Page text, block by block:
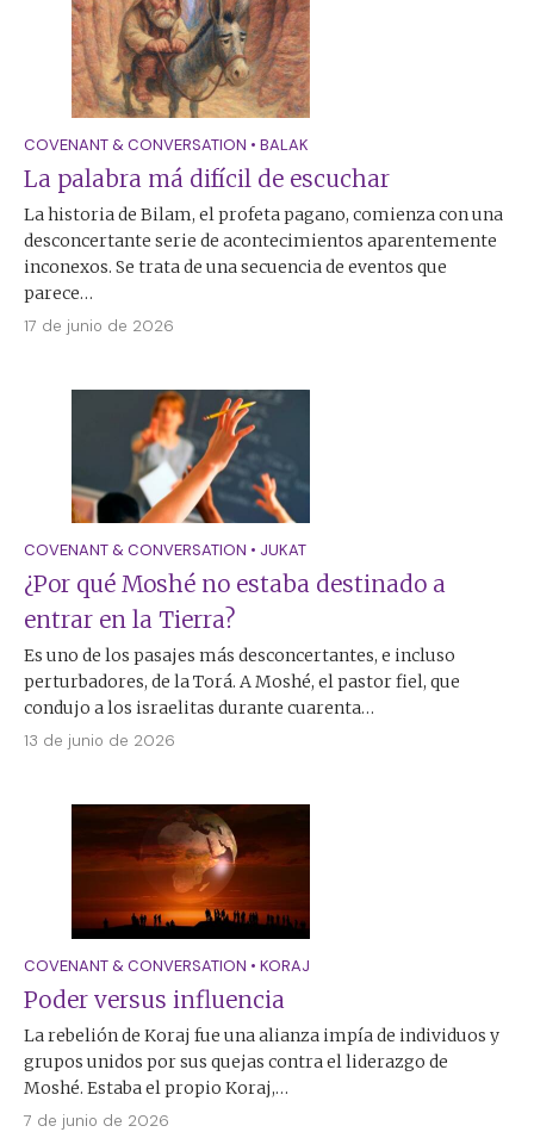
COVENANT & CONVERSATION • BALAK
La palabra má difícil de escuchar
La historia de Bilam, el profeta pagano, comienza con una
desconcertante serie de acontecimientos aparentemente
inconexos. Se trata de una secuencia de eventos que
parece…
17 de junio de 2026
COVENANT & CONVERSATION • JUKAT
¿Por qué Moshé no estaba destinado a
entrar en la Tierra?
Es uno de los pasajes más desconcertantes, e incluso
perturbadores, de la Torá. A Moshé, el pastor fiel, que
condujo a los israelitas durante cuarenta…
13 de junio de 2026
COVENANT & CONVERSATION • KORAJ
Poder versus influencia
La rebelión de Koraj fue una alianza impía de individuos y
grupos unidos por sus quejas contra el liderazgo de
Moshé. Estaba el propio Koraj,…
7 de junio de 2026